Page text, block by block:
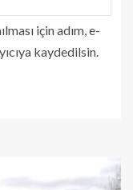
için adım, e-
kaydedilsin.